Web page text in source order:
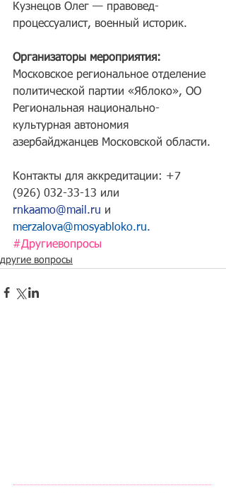
Кузнецов Олег — правовед-
процессуалист, военный историк.
Организаторы мероприятия:
Московское региональное отделение
политической партии «Яблоко», ОО
Региональная национально-
культурная автономия
азербайджанцев Московской области.
Контакты для аккредитации: +7
(926) 032-33-13 или
rnkaamo@mail.ru и
merzalova@mosyabloko.ru.
#Другиевопросы
другие вопросы